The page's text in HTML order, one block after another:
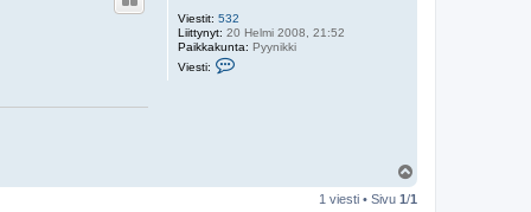
Viestit: 532
Liittynyt: 20 Helmi 2008, 21:52
Paikkakunta: Pyynikki
Viesti:
k
ö
1 viesti • Sivu 1 /1